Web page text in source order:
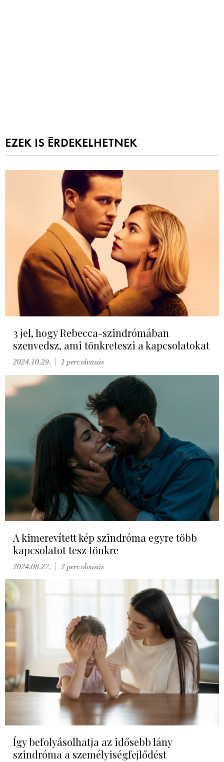
EZEK IS ÉRDEKELHETNEK
3 jel, hogy Rebecca-szindrómában
szenvedsz, ami tönkreteszi a kapcsolatokat
2024.10.29. 1 perc olvasás
A kimerevített kép szindróma egyre több
kapcsolatot tesz tönkre
2024.08.27. 2 perc olvasás
Így befolyásolhatja az idősebb lány
szindróma a személyiségfejlődést